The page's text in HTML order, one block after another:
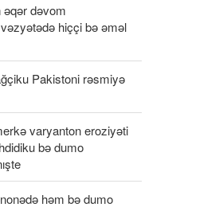
dəvom
hiççi bə əməl
Pakistoni rəsmiyə
varyanton eroziyəti
bə dumo
həm bə dumo